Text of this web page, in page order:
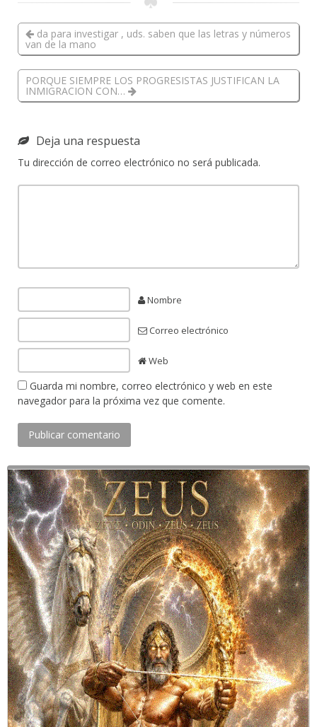
da para investigar , uds. saben que las letras y números
van de la mano
PORQUE SIEMPRE LOS PROGRESISTAS JUSTIFICAN LA
INMIGRACION CON…
Deja una respuesta
Tu dirección de correo electrónico no será publicada.
Nombre
Correo electrónico
Web
Guarda mi nombre, correo electrónico y web en este
navegador para la próxima vez que comente.